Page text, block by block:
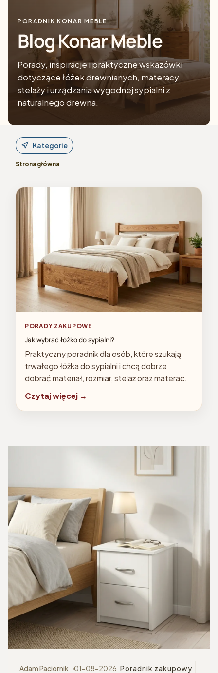
PORADNIK KONAR MEBLE
Blog Konar Meble
Porady, inspiracje i praktyczne wskazówki
dotyczące łóżek drewnianych, materacy,
stelaży i urządzania wygodnej sypialni z
naturalnego drewna.
Kategorie
Strona główna
PORADY ZAKUPOWE
Jak wybrać łóżko do sypialni?
Praktyczny poradnik dla osób, które szukają
trwałego łóżka do sypialni i chcą dobrze
dobrać materiał, rozmiar, stelaż oraz materac.
Czytaj więcej →
Adam Paciornik 01-08-2026 Poradnik zakupowy